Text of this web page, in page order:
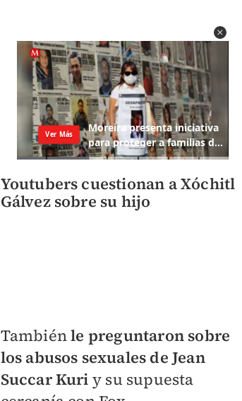
Youtubers cuestionan a Xóchitl
Gálvez sobre su hijo
Tambiénle preguntaron sobre
los abusos sexuales de Jean
Succar Kuri y su supuesta